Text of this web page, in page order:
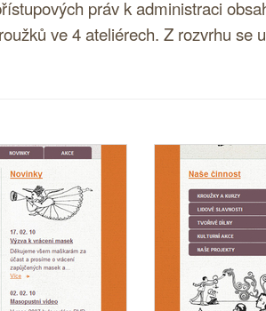
práv k administraci
ve 4 ateliérech. Z rozvrhu